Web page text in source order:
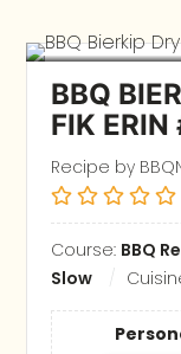
BBQ
FIK ERIN
Recipe by
Course: BBQ
Slow